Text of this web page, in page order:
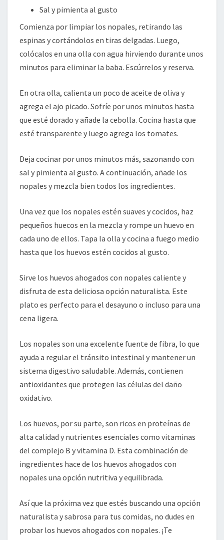
Sal y pimienta al gusto
Comienza por limpiar los nopales, retirando las
espinas y cortándolos en tiras delgadas. Luego,
colócalos en una olla con agua hirviendo durante unos
minutos para eliminar la baba. Escúrrelos y reserva.
En otra olla, calienta un poco de aceite de oliva y
agrega el ajo picado. Sofríe por unos minutos hasta
que esté dorado y añade la cebolla. Cocina hasta que
esté transparente y luego agrega los tomates.
Deja cocinar por unos minutos más, sazonando con
sal y pimienta al gusto. A continuación, añade los
nopales y mezcla bien todos los ingredientes.
Una vez que los nopales estén suaves y cocidos, haz
pequeños huecos en la mezcla y rompe un huevo en
cada uno de ellos. Tapa la olla y cocina a fuego medio
hasta que los huevos estén cocidos al gusto.
Sirve los huevos ahogados con nopales caliente y
disfruta de esta deliciosa opción naturalista. Este
plato es perfecto para el desayuno o incluso para una
cena ligera.
Los nopales son una excelente fuente de fibra, lo que
ayuda a regular el tránsito intestinal y mantener un
sistema digestivo saludable. Además, contienen
antioxidantes que protegen las células del daño
oxidativo.
Los huevos, por su parte, son ricos en proteínas de
alta calidad y nutrientes esenciales como vitaminas
del complejo B y vitamina D. Esta combinación de
ingredientes hace de los huevos ahogados con
nopales una opción nutritiva y equilibrada.
Así que la próxima vez que estés buscando una opción
naturalista y sabrosa para tus comidas, no dudes en
probar los huevos ahogados con nopales. ¡Te